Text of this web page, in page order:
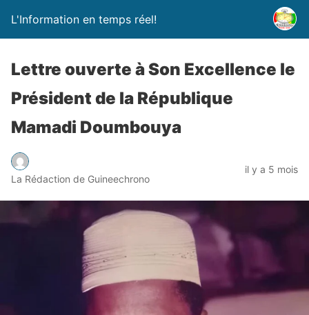
L'Information en temps réel!
Lettre ouverte à Son Excellence le
Président de la République
Mamadi Doumbouya
La Rédaction de Guineechrono
il y a 5 mois